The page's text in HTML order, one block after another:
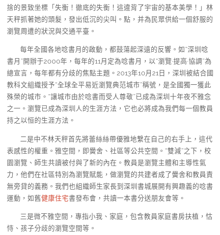
捨的景致坐標「失衡！徹底的失衡！這違背了宇宙的基本美學！」林
天秤抓著她的頭髮，發出低沉的尖叫。點，并為民眾供給一個舒服的
瀏覽周遭的狀況與交通平臺。
每年全國各地唸書月的啟動，都鼓蕩起深遠的反響。如“深圳唸
書月”開辦于2000年，每年的11月定為唸書月，以“瀏覽·提高·協調”為
總宣言，每年都有分歧的焦點主題。2013年10月21日，深圳被結合國
教科文組織授予“全球全平易近瀏覽典范城市”稱號，是全國獨一獲此
殊榮的城市。“讓城市由於唸書而受人尊敬”已成為深圳十年夜不雅念
之一。瀏覽已成為深圳人的生涯方法，它也必將成為我們每一個教員
持之以恒的生涯方法。
二是中不林天秤首先將蕾絲絲帶優雅地繫在自己的右手上，這代
表感性的權重。雅空間，即黌舍、社區等公共空間。“雙減”之下，校
園瀏覽、師生共讀被付與了新的內在。教員是瀏覽主體和主導性氣
力，他們在社區特別為瀏覽賦能，做瀏覽的共建者成了黌舍和教員責
無旁貸的義務。我們也組織師生家長到深圳書城展開有興趣義的唸書
運動，如舊健康住宅書發布會，共讀一本書分送朋友會等。
三是微不雅空間，專指小我、家庭，包含教員家庭書房扶植，怙
恃、孩子分歧的瀏覽空間等。